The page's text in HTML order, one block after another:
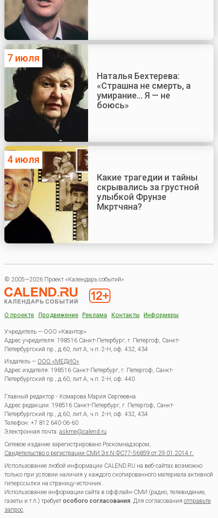
7 июля
Наталья Бехтерева:
«Страшна не смерть, а
умирание... Я — не
боюсь»
4 июля
Какие трагедии и тайны
скрывались за грустной
улыбкой Фрунзе
Мкртчяна?
© 2005—2026 Проект «Календарь событий»
О проекте Продвижение Реклама Контакты Информеры
Учредитель — ООО «Квантор»
Адрес учредителя: 198516 Санкт-Петербург, г. Петергоф, Санкт-
Петербургский пр., д.60, лит.А, ч.п. 2-Н, оф. 432, 434
Издатель — ООО «МЕДИО»
Адрес издателя: 198516 Санкт-Петербург, г. Петергоф, Санкт-
Петербургский пр., д.60, лит.А, ч.п. 2-Н, оф. 440
Главный редактор - Комарова Мария Сергеевна
Адрес редакции: 198516 Санкт-Петербург, г. Петергоф, Санкт-
Петербургский пр., д.60, лит.А, ч.п. 2-Н, оф. 432, 434
Телефон: +7 812 640-06-60
Электронная почта: askme@calend.ru
Сетевое издание зарегистрировано Роскомнадзором,
Свидетельство о регистрации СМИ Эл.N ФС77-56859 от 29.01.2014 г.
Использование любой информации CALEND.RU на веб-сайтах возможно
только при условии наличия у каждого скопированного материала активной
гиперссылки на страницу-источник.
Использование информации сайта в оффлайн-СМИ (радио, телевидение,
газеты и т.п.) требуетособого согласования . Для согласования отправьте
запрос